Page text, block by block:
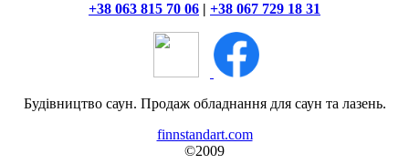
+38 063 815 70 06 | +38 067 729 18 31
Будівництво саун. Продаж обладнання для саун та лазень.
finnstandart.com
©2009